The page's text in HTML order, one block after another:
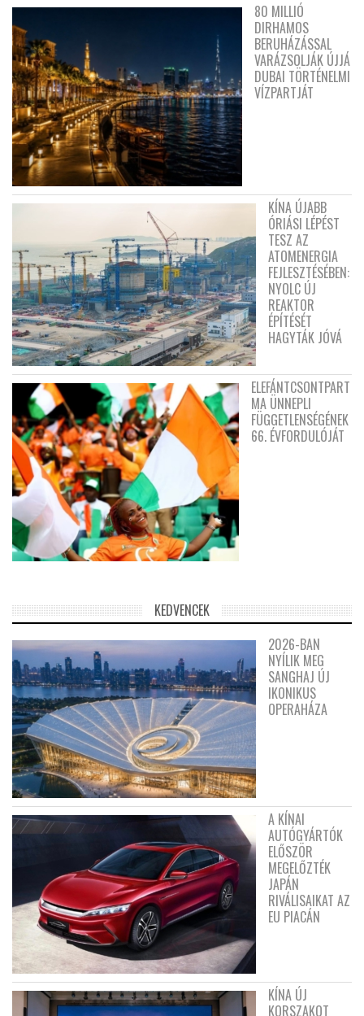
80 MILLIÓ
DIRHAMOS
BERUHÁZÁSSAL
VARÁZSOLJÁK ÚJJÁ
DUBAI TÖRTÉNELMI
VÍZPARTJÁT
KÍNA ÚJABB
ÓRIÁSI LÉPÉST
TESZ AZ
ATOMENERGIA
FEJLESZTÉSÉBEN:
NYOLC ÚJ
REAKTOR
ÉPÍTÉSÉT
HAGYTÁK JÓVÁ
ELEFÁNTCSONTPART
MA ÜNNEPLI
FÜGGETLENSÉGÉNEK
66. ÉVFORDULÓJÁT
KEDVENCEK
2026-BAN
NYÍLIK MEG
SANGHAJ ÚJ
IKONIKUS
OPERAHÁZA
A KÍNAI
AUTÓGYÁRTÓK
ELŐSZÖR
MEGELŐZTÉK
JAPÁN
RIVÁLISAIKAT AZ
EU PIACÁN
KÍNA ÚJ
KORSZAKOT